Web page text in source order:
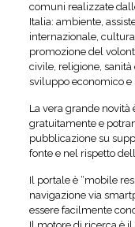
comuni realizzate
Italia: ambiente,
internazionale,
promozione del
civile, religione, sanità
sviluppo economico e
La vera grande
gratuitamente e
pubblicazione su
fonte e nel rispetto
Il portale è “mobile
navigazione via
essere facilmente